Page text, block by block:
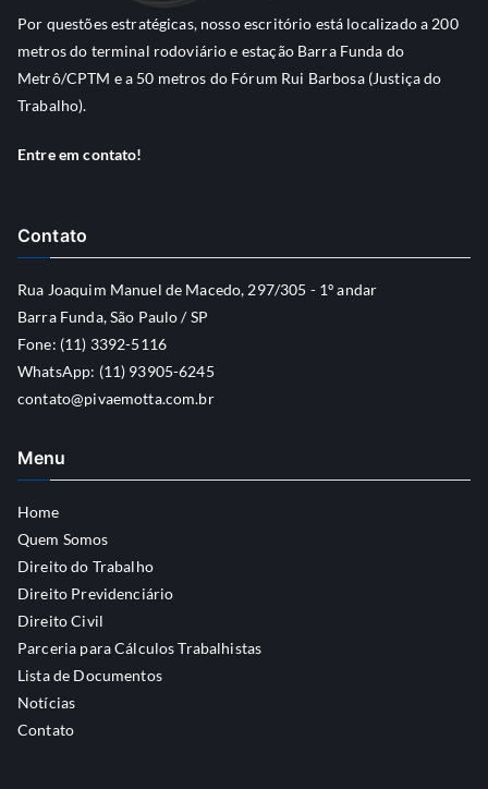
Por questões estratégicas, nosso escritório está localizado a 200
metros do terminal rodoviário e estação Barra Funda do
Metrô/CPTM e a 50 metros do Fórum Rui Barbosa (Justiça do
Trabalho).
Entre em contato!
Contato
Rua Joaquim Manuel de Macedo, 297/305 - 1º andar
Barra Funda, São Paulo / SP
Fone: (11) 3392-5116
WhatsApp: (11) 93905-6245
contato@pivaemotta.com.br
Menu
Home
Quem Somos
Direito do Trabalho
Direito Previdenciário
Direito Civil
Parceria para Cálculos Trabalhistas
Lista de Documentos
Notícias
Contato